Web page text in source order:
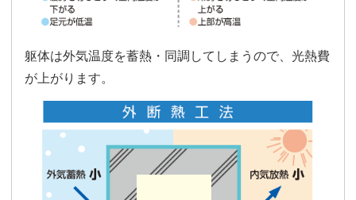
躯体は外気温度を蓄熱・同調してしまうので、光熱費
が上がります。